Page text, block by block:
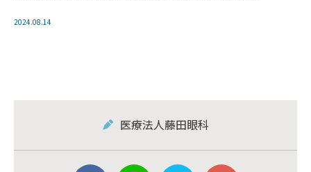
2024.08.14
医療法人藤田眼科